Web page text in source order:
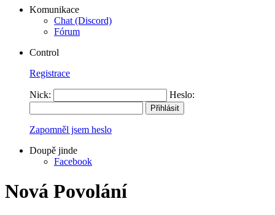
Komunikace
Chat (Discord)
Fórum
Control
Registrace
Nick: Heslo:
Zapomněl jsem heslo
Doupě jinde
Facebook
Nová Povolání